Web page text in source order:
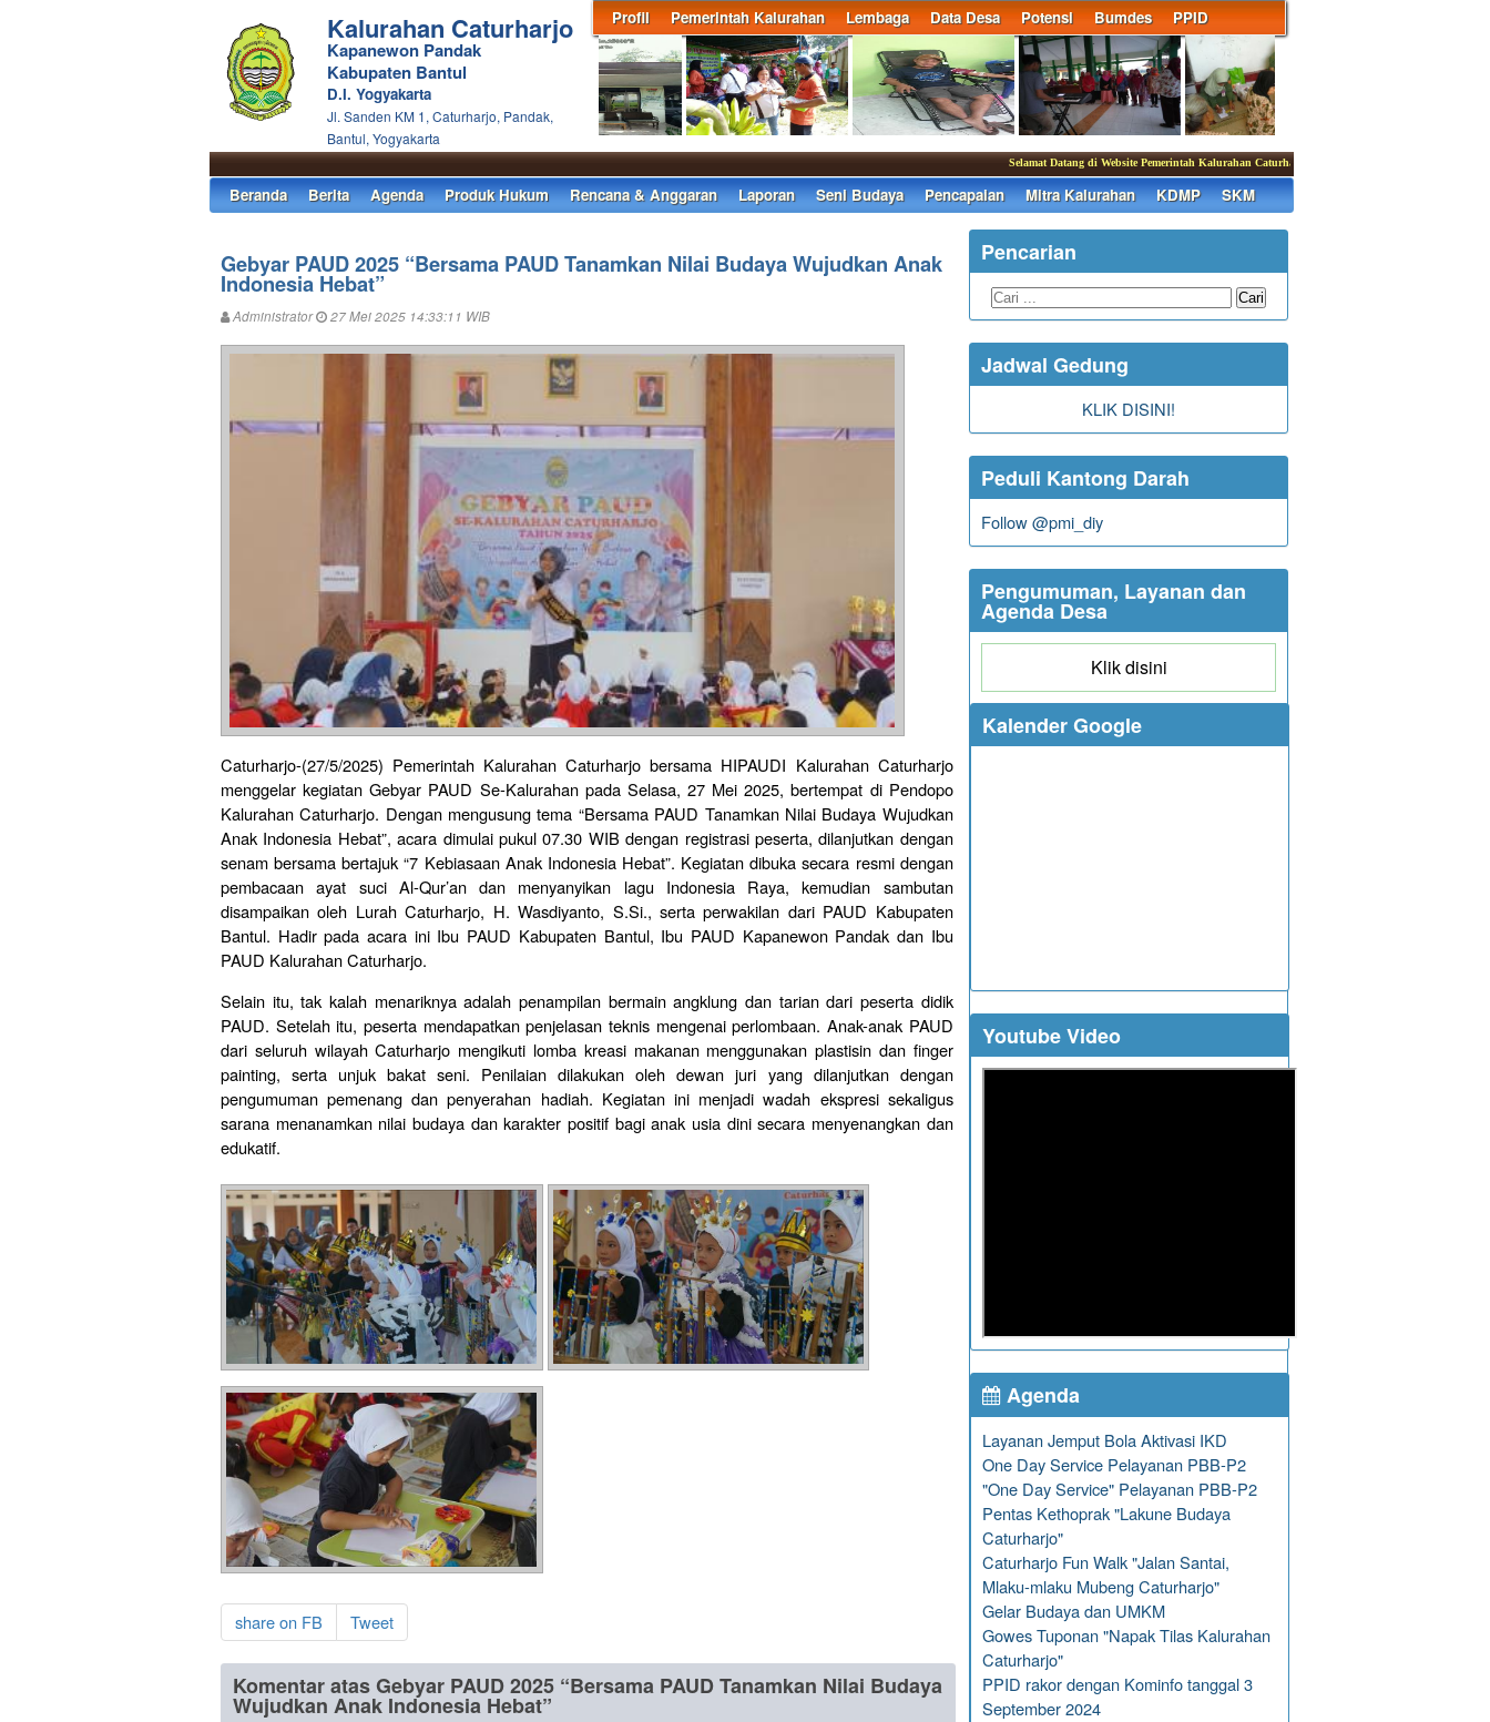
Profil Pemerintah Kalurahan Lembaga Data Desa Potensi Bumdes PPID
Kalurahan Caturharjo
Kapanewon Pandak
Kabupaten Bantul
D.I. Yogyakarta
Jl. Sanden KM 1, Caturharjo, Pandak,
Bantul, Yogyakarta
Selamat Datang di Website Pemerintah Kalurahan Caturharjo
Beranda Berita Agenda Produk Hukum Rencana & Anggaran Laporan Seni Budaya Pencapaian Mitra Kalurahan KDMP SKM
Gebyar PAUD 2025 “Bersama PAUD Tanamkan Nilai Budaya Wujudkan Anak
Indonesia Hebat”
Administrator 27 Mei 2025 14:33:11 WIB
Caturharjo-(27/5/2025) Pemerintah Kalurahan Caturharjo bersama HIPAUDI Kalurahan Caturharjo
menggelar kegiatan Gebyar PAUD Se-Kalurahan pada Selasa, 27 Mei 2025, bertempat di Pendopo
Kalurahan Caturharjo. Dengan mengusung tema “Bersama PAUD Tanamkan Nilai Budaya Wujudkan
Anak Indonesia Hebat”, acara dimulai pukul 07.30 WIB dengan registrasi peserta, dilanjutkan dengan
senam bersama bertajuk “7 Kebiasaan Anak Indonesia Hebat”. Kegiatan dibuka secara resmi dengan
pembacaan ayat suci Al-Qur’an dan menyanyikan lagu Indonesia Raya, kemudian sambutan
disampaikan oleh Lurah Caturharjo, H. Wasdiyanto, S.Si., serta perwakilan dari PAUD Kabupaten
Bantul. Hadir pada acara ini Ibu PAUD Kabupaten Bantul, Ibu PAUD Kapanewon Pandak dan Ibu
PAUD Kalurahan Caturharjo.
Selain itu, tak kalah menariknya adalah penampilan bermain angklung dan tarian dari peserta didik
PAUD. Setelah itu, peserta mendapatkan penjelasan teknis mengenai perlombaan. Anak-anak PAUD
dari seluruh wilayah Caturharjo mengikuti lomba kreasi makanan menggunakan plastisin dan finger
painting, serta unjuk bakat seni. Penilaian dilakukan oleh dewan juri yang dilanjutkan dengan
pengumuman pemenang dan penyerahan hadiah. Kegiatan ini menjadi wadah ekspresi sekaligus
sarana menanamkan nilai budaya dan karakter positif bagi anak usia dini secara menyenangkan dan
edukatif.
share on FB Tweet
Komentar atas Gebyar PAUD 2025 “Bersama PAUD Tanamkan Nilai Budaya
Wujudkan Anak Indonesia Hebat”
Pencarian
Cari
Jadwal Gedung
KLIK DISINI!
Peduli Kantong Darah
Follow @pmi_diy
Pengumuman, Layanan dan
Agenda Desa
Klik disini
Kalender Google
Youtube Video
Agenda
Layanan Jemput Bola Aktivasi IKD
One Day Service Pelayanan PBB-P2
"One Day Service" Pelayanan PBB-P2
Pentas Kethoprak "Lakune Budaya
Caturharjo"
Caturharjo Fun Walk "Jalan Santai,
Mlaku-mlaku Mubeng Caturharjo"
Gelar Budaya dan UMKM
Gowes Tuponan "Napak Tilas Kalurahan
Caturharjo"
PPID rakor dengan Kominfo tanggal 3
September 2024